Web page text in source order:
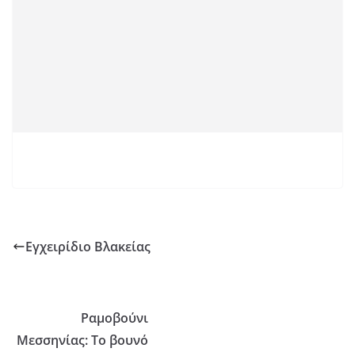
Εγχειρίδιο Βλακείας
Ραμοβούνι
Μεσσηνίας: Το βουνό